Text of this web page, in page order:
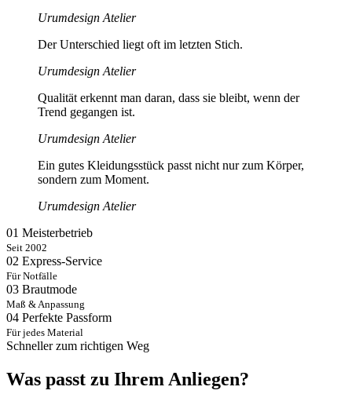
Urumdesign Atelier
Der Unterschied liegt oft im letzten Stich.
Urumdesign Atelier
Qualität erkennt man daran, dass sie bleibt, wenn der
Trend gegangen ist.
Urumdesign Atelier
Ein gutes Kleidungsstück passt nicht nur zum Körper,
sondern zum Moment.
Urumdesign Atelier
01 Meisterbetrieb
Seit 2002
02 Express-Service
Für Notfälle
03 Brautmode
Maß & Anpassung
04 Perfekte Passform
Für jedes Material
Schneller zum richtigen Weg
Was passt zu Ihrem Anliegen?